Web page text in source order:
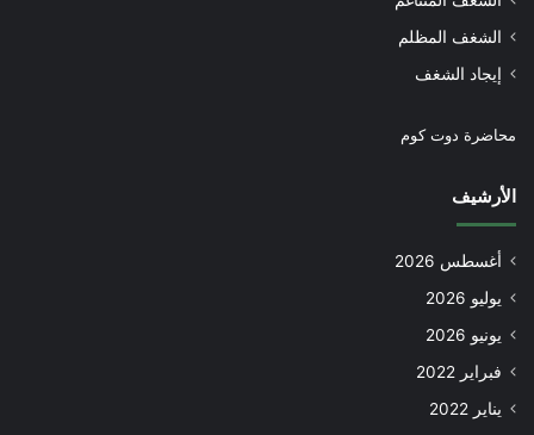
الشغف المظلم
إيجاد الشغف
محاضرة دوت كوم
الأرشيف
أغسطس 2026
يوليو 2026
يونيو 2026
فبراير 2022
يناير 2022